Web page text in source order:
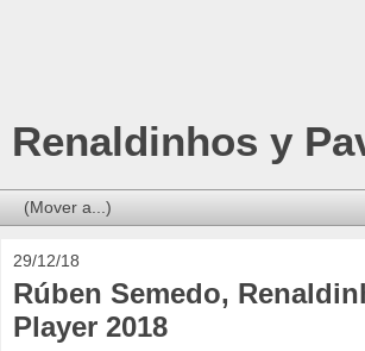
Renaldinhos y
29/12/18
Rúben Semedo,
Player 2018